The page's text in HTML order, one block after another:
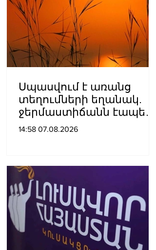
Սպասվում է առանց
տեղումների եղանակ.
ջերմաստիճանն էապես
չի փոխվի
14:58 07.08.2026